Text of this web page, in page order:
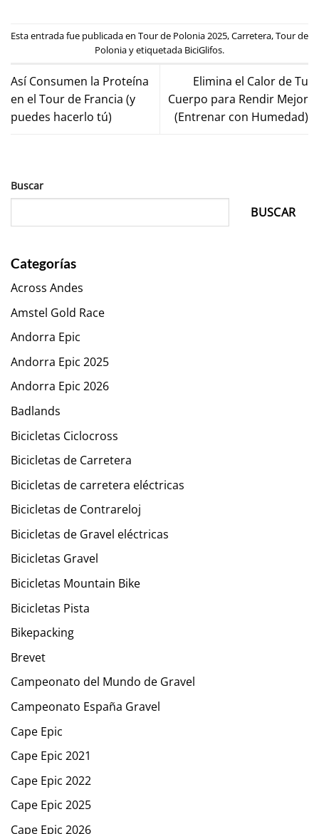
Esta entrada fue publicada en Tour de Polonia 2025,Carretera,Tour de
Poloniay etiquetada BiciGlifos.
Así Consumen la Proteína
en el Tour de Francia (y
puedes hacerlo tú)
Elimina el Calor de Tu
Cuerpo para Rendir Mejor
(Entrenar con Humedad)
Buscar
BUSCAR
Categorías
Across Andes
Amstel Gold Race
Andorra Epic
Andorra Epic 2025
Andorra Epic 2026
Badlands
Bicicletas Ciclocross
Bicicletas de Carretera
Bicicletas de carretera eléctricas
Bicicletas de Contrareloj
Bicicletas de Gravel eléctricas
Bicicletas Gravel
Bicicletas Mountain Bike
Bicicletas Pista
Bikepacking
Brevet
Campeonato del Mundo de Gravel
Campeonato España Gravel
Cape Epic
Cape Epic 2021
Cape Epic 2022
Cape Epic 2025
Cape Epic 2026